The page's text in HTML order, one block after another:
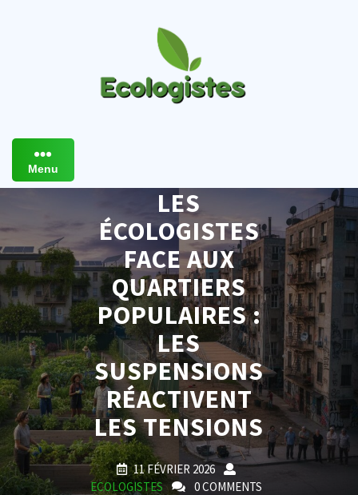
Menu
LES
ÉCOLOGISTES
FACE AUX
QUARTIERS
POPULAIRES :
LES
SUSPENSIONS
RÉACTIVENT
LES TENSIONS
11 FÉVRIER 2026
ECOLOGISTES
0 COMMENTS